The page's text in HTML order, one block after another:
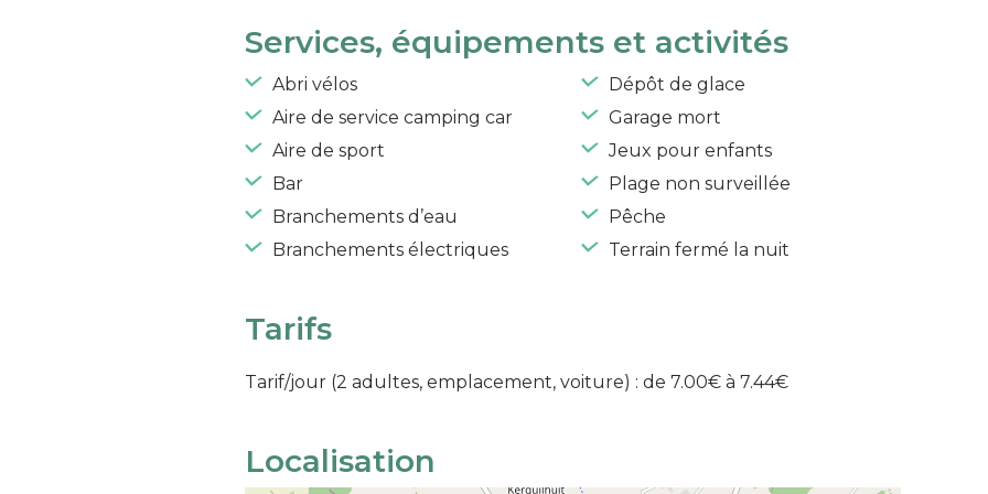
Services, équipements et activités
Abri vélos
Aire de service camping car
Aire de sport
Bar
Branchements d’eau
Branchements électriques
Dépôt de glace
Garage mort
Jeux pour enfants
Plage non surveillée
Pêche
Terrain fermé la nuit
Tarifs
Tarif/jour (2 adultes, emplacement, voiture) : de 7.00€ à 7.44€
Localisation